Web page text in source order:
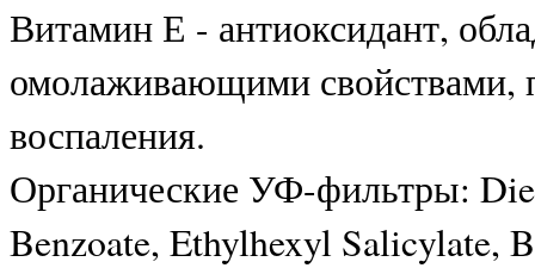
Витамин Е - антиоксидант,
омолаживающими свойствами,
воспаления.
Органические УФ-фильтры:
Benzoate, Ethylhexyl Salicylate,